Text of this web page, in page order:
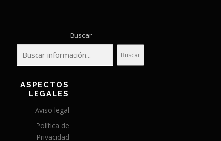
Buscar
Buscar
ASPECTOS
LEGALES
Aviso legal
Política de
Privacidad